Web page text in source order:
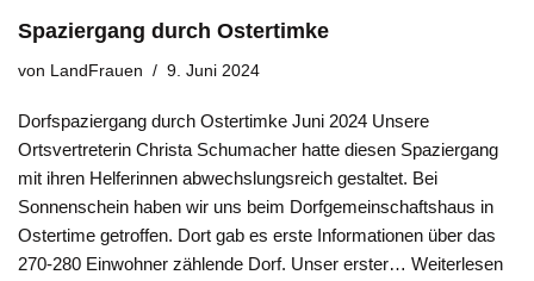
Spaziergang durch Ostertimke
von LandFrauen 9. Juni 2024
Dorfspaziergang durch Ostertimke Juni 2024 Unsere
Ortsvertreterin Christa Schumacher hatte diesen Spaziergang
mit ihren Helferinnen abwechslungsreich gestaltet. Bei
Sonnenschein haben wir uns beim Dorfgemeinschaftshaus in
Ostertime getroffen. Dort gab es erste Informationen über das
270-280 Einwohner zählende Dorf. Unser erster… Weiterlesen